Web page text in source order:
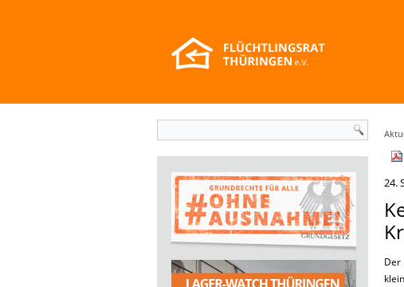
Suchformular
24.
Der